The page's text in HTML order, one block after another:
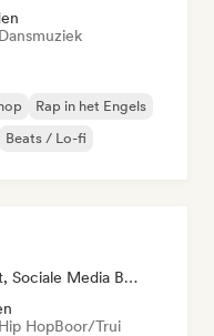
Dansmuziek
Rap in het Engels
Beats / Lo-fi
Media Outlet/Journalist, Sociale Media Beïnvloeder
HopBoor/Trui